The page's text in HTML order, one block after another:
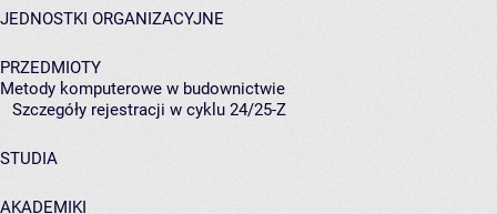
JEDNOSTKI ORGANIZACYJNE
PRZEDMIOTY
Metody komputerowe w budownictwie
Szczegóły rejestracji w cyklu 24/25-Z
STUDIA
AKADEMIKI